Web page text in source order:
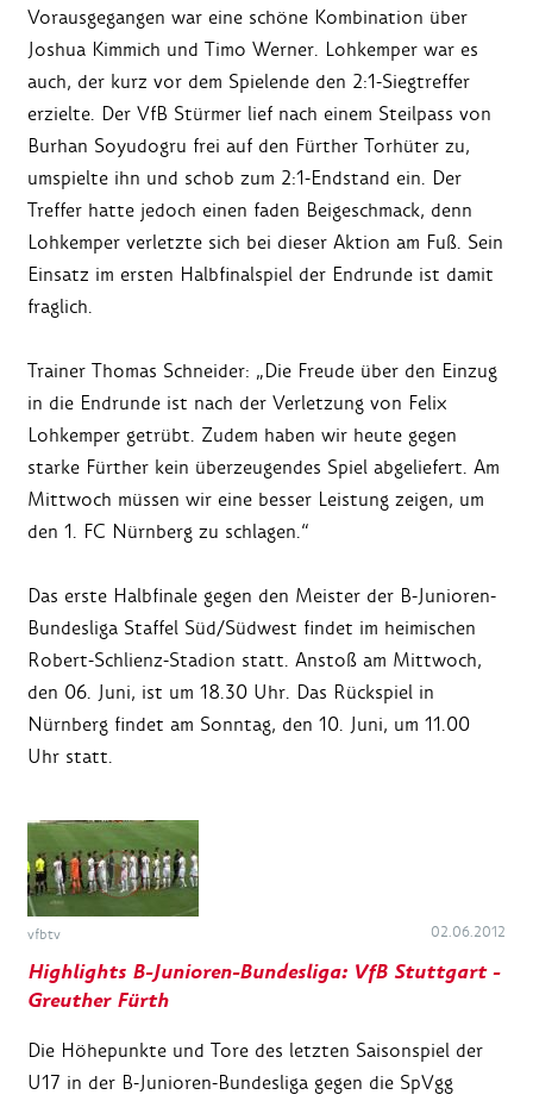
Vorausgegangen war eine schöne Kombination über
Joshua Kimmich und Timo Werner. Lohkemper war es
auch, der kurz vor dem Spielende den 2:1-Siegtreffer
erzielte. Der VfB Stürmer lief nach einem Steilpass von
Burhan Soyudogru frei auf den Fürther Torhüter zu,
umspielte ihn und schob zum 2:1-Endstand ein. Der
Treffer hatte jedoch einen faden Beigeschmack, denn
Lohkemper verletzte sich bei dieser Aktion am Fuß. Sein
Einsatz im ersten Halbfinalspiel der Endrunde ist damit
fraglich.
Trainer Thomas Schneider: „Die Freude über den Einzug
in die Endrunde ist nach der Verletzung von Felix
Lohkemper getrübt. Zudem haben wir heute gegen
starke Fürther kein überzeugendes Spiel abgeliefert. Am
Mittwoch müssen wir eine besser Leistung zeigen, um
den 1. FC Nürnberg zu schlagen.“
Das erste Halbfinale gegen den Meister der B-Junioren-
Bundesliga Staffel Süd/Südwest findet im heimischen
Robert-Schlienz-Stadion statt. Anstoß am Mittwoch,
den 06. Juni, ist um 18.30 Uhr. Das Rückspiel in
Nürnberg findet am Sonntag, den 10. Juni, um 11.00
Uhr statt.
vfbtv 02.06.2012
Highlights B-Junioren-Bundesliga: VfB Stuttgart -
Greuther Fürth
Die Höhepunkte und Tore des letzten Saisonspiel der
U17 in der B-Junioren-Bundesliga gegen die SpVgg